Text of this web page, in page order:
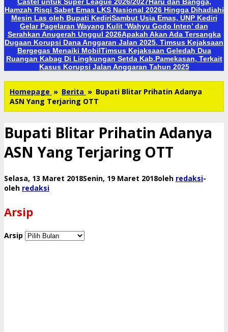
Hamzah Risqi Sabet Emas LKS Nasional 2026 Hingga Dihadiahi
Mesin Las oleh Bupati KediriSambut Usia Emas, UNP Kediri
Gelar Pagelaran Wayang Kulit ‘Wahyu Godo Inten’ dan
Serahkan Anugerah Unggul 2026Apakah Akan Ada Tersangka
Dugaan Korupsi Dana Anggaran Jalan 2025, Timsus Kejaksaan
Bergegas Menaiki MobilTimsus Kejaksaan Geledah Dua
Ruangan Kabag Di Lingkungan Setda Kab.Pamekasan, Terkait
Kasus Korupsi Jalan Anggaran Tahun 2025
Homepage » Berita » Bupati Blitar Prihatin Adanya
ASN Yang Terjaring OTT
Bupati Blitar Prihatin Adanya
ASN Yang Terjaring OTT
Selasa, 13 Maret 2018Senin, 19 Maret 2018oleh redaksi-
oleh redaksi
Arsip
Arsip